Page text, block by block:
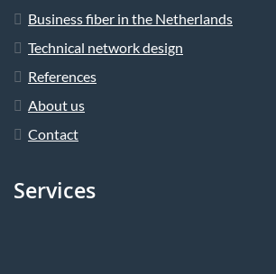
Business fiber in the Netherlands
Technical network design
References
About us
Contact
Services